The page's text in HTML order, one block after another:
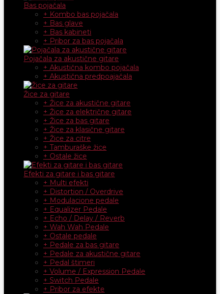
Bas pojačala
+ Kombo bas pojačala
+ Bas glave
+ Bas kabineti
+ Pribor za bas pojačala
Pojačala za akustične gitare
+ Akustična kombo pojačala
+ Akustična predpoajačala
Žice za gitare
+ Žice za akustične gitare
+ Žice za električne gitare
+ Žice za bas gitare
+ Žice za klasične gitare
+ Žice za citre
+ Tamburaške žice
+ Ostale žice
Efekti za gitare i bas gitare
+ Multi efekti
+ Distortion / Overdrive
+ Modulacione pedale
+ Equalizer Pedale
+ Echo / Delay / Reverb
+ Wah Wah Pedale
+ Ostale pedale
+ Pedale za bas gitare
+ Pedale za akustične gitare
+ Pedal štimeri
+ Volume / Expression Pedale
+ Switch Pedale
+ Pribor za efekte